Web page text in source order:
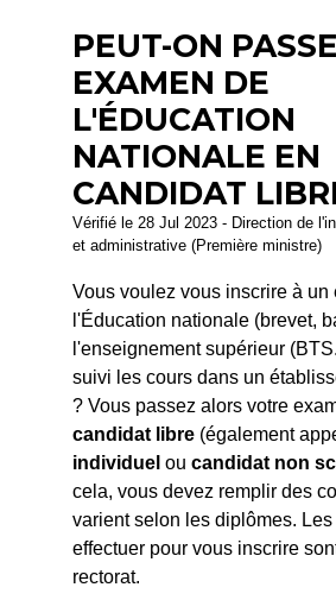
PEUT-ON
EXAMEN DE
L'ÉDUCATION
NATIONALE EN
CANDIDAT
Vérifié le 28 Jul 2023 - Direction de
et administrative (Première ministre)
Vous voulez vous inscrire à un
l'Éducation nationale (brevet,
l'enseignement supérieur
suivi les cours dans un
? Vous passez alors votre
candidat libre (également
individuel oucandidat non
cela, vous devez remplir des
varient selon les diplômes.
effectuer pour vous inscrire
rectorat.